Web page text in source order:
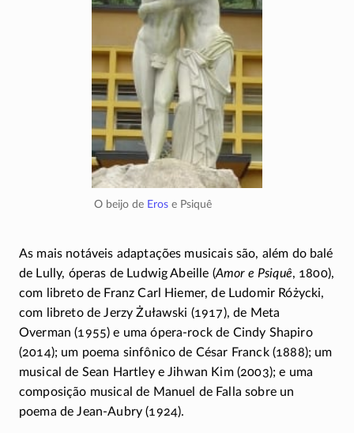
O beijo de Eros e Psiquê
As mais notáveis adaptações musicais são, além do balé
de Lully, óperas de Ludwig Abeille (Amor e Psiquê, 1800),
com libreto de Franz Carl Hiemer, de Ludomir Różycki,
com libreto de Jerzy Żuławski (1917), de Meta
Overman (1955) e umaópera-rockde Cindy Shapiro
(2014); um poema sinfônico de César Franck (1888); um
musical de Sean Hartley e Jihwan Kim (2003); e uma
composição musical de Manuel de Falla sobre un
poema deJean-Aubry (1924).